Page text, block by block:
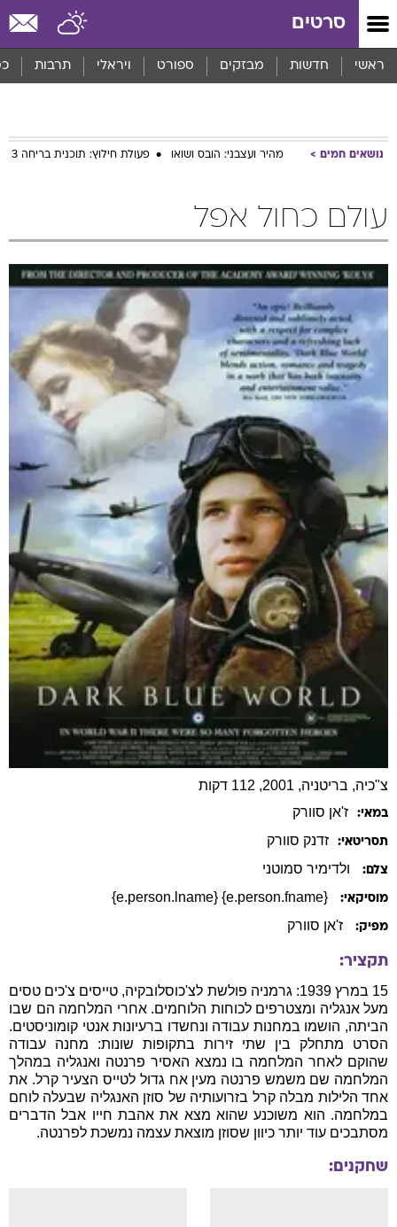
סרטים
ראשי חדשות מבזקים ספורט ויראלי תרבות
נושאים חמים מהיר ועצבני: הובס ושואו פעולת חילוץ: תוכנית בריחה 3
עולם כחול אפל
צ"כיה, בריטניה, 2001, 112 דקות
במאי: ז'אן סוורק
תסריטאי: זדנק סוורק
צלם: ולדימיר סמוטני
מוסיקאי: {e.person.fname} {e.person.lname}
מפיק: ז'אן סוורק
תקציר:
15 במרץ 1939: גרמניה פולשת לצ'כוסלובקיה, טייסים צ'כים טסים
מעל אנגליה ומצטרפים לכוחות הלוחמים. אחרי המלחמה הם שבו
הביתה, הושמו במחנות עבודה ונחשדו ברעיונות אנטי קומוניסטים.
הסרט מתחלק בין שתי זירות בתקופות שונות: מחנה עבודה
שהוקם לאחר המלחמה בו נמצא האסיר פרנטה ואנגליה במהלך
המלחמה שם משמש פרנטה מעין אח גדול לטייס הצעיר קרל. את
אחד הלילות מבלה קרל בזרועותיה של סוזן האנגליה שבעלה לוחם
במלחמה. הוא משוכנע שהוא מצא את אהבת חייו אבל הדברים
מסתבכים עוד יותר כיוון שסוזן מוצאת עצמה נמשכת לפרנטה.
שחקנים: